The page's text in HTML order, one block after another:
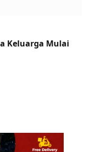
Keluarga Mulai